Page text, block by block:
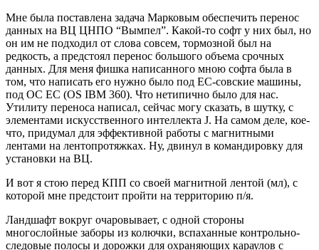
Мне была поставлена задача Марковым обеспечить перенос
данных на ВЦ ЦНПО “Вымпел”. Какой-то софт у них был, но
он им не подходил от слова совсем, тормозной был на
редкость, а предстоял перенос большого объема срочных
данных. Для меня фишка написанного мною софта была в
том, что написать его нужно было под ЕС-совские машины,
под ОС ЕС (OS IBM 360). Что нетипично было для нас.
Утилиту переноса написал, сейчас могу сказать, в шутку, с
элементами искусственного интеллекта J. На самом деле, кое-
что, придумал для эффективной работы с магнитными
лентами на лентопротяжках. Ну, двинул в командировку для
установки на ВЦ.
И вот я стою перед КПП со своей магнитной лентой (мл), с
которой мне предстоит пройти на территорию п/я.
Ландшафт вокруг очаровывает, с одной стороны
многослойные заборы из колючки, вспаханные контрольно-
следовые полосы и дорожки для охраняющих караулов с